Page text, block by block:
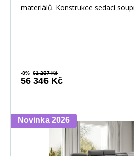
materiálů. Konstrukce sedací
-8% 61 287 Kč
56 346 Kč
Novinka 2026